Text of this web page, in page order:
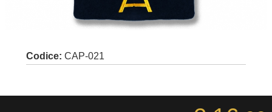
Codice:CAP-021